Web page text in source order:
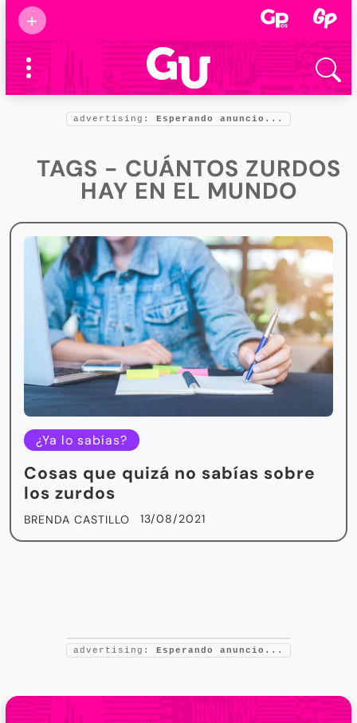
+
Supermamás
2025
Marcas de
confianza
Foro salud
advertising: Esperando anuncio...
TAGS - CUÁNTOS ZURDOS
HAY EN EL MUNDO
¿Ya lo sabías?
Cosas que quizá no sabías sobre
los zurdos
BRENDA CASTILLO 13/08/2021
advertising: Esperando anuncio...